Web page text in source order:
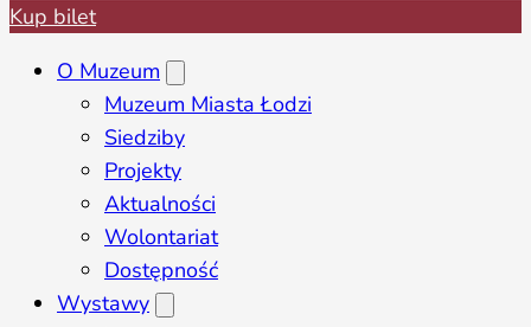
Kup bilet
O Muzeum
Muzeum Miasta Łodzi
Siedziby
Projekty
Aktualności
Wolontariat
Dostępność
Wystawy